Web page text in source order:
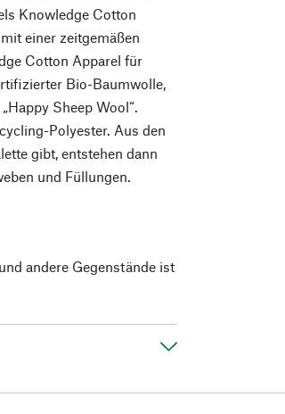
Knowledge Cotton
einer zeitgemäßen
Cotton Apparel für
Bio-Baumwolle,
Sheep Wool“.
Polyester. Aus den
gibt, entstehen dann
und Füllungen.
andere Gegenstände ist